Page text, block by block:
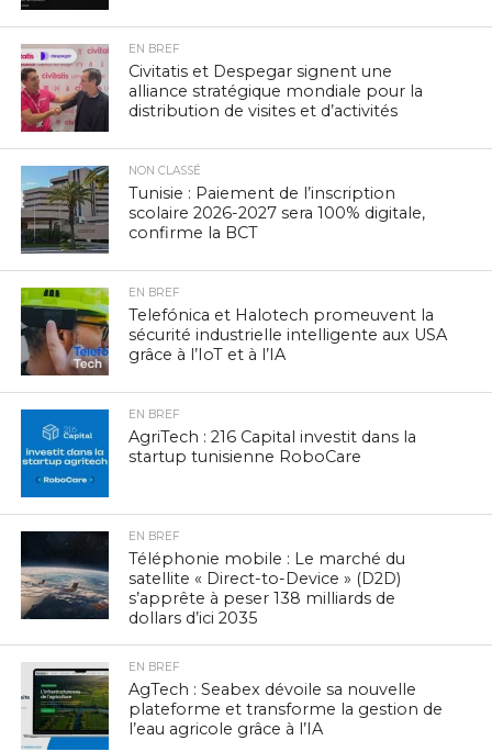
EN BREF
Civitatis et Despegar signent une
alliance stratégique mondiale pour la
distribution de visites et d’activités
NON CLASSÉ
Tunisie : Paiement de l’inscription
scolaire 2026-2027 sera 100% digitale,
confirme la BCT
EN BREF
Telefónica et Halotech promeuvent la
sécurité industrielle intelligente aux USA
grâce à l’IoT et à l’IA
EN BREF
AgriTech : 216 Capital investit dans la
startup tunisienne RoboCare
EN BREF
Téléphonie mobile : Le marché du
satellite « Direct-to-Device » (D2D)
s’apprête à peser 138 milliards de
dollars d’ici 2035
EN BREF
AgTech : Seabex dévoile sa nouvelle
plateforme et transforme la gestion de
l’eau agricole grâce à l’IA